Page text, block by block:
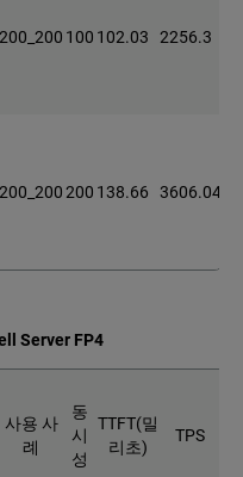
200_200 100 102.03 2256.3
200_200200 138.66 3606.04
Server FP4
사용 사
례
동
시
성
TTFT(밀
리초)
TPS